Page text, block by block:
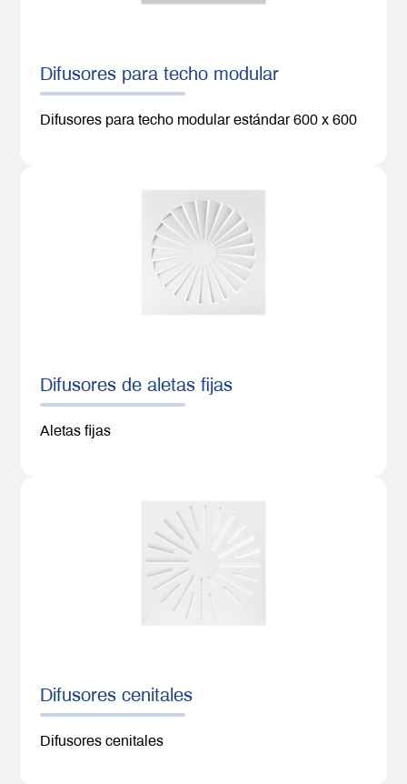
Difusores para techo modular
Difusores para techo modular estándar 600 x 600
Difusores de aletas fijas
Aletas fijas
Difusores cenitales
Difusores cenitales